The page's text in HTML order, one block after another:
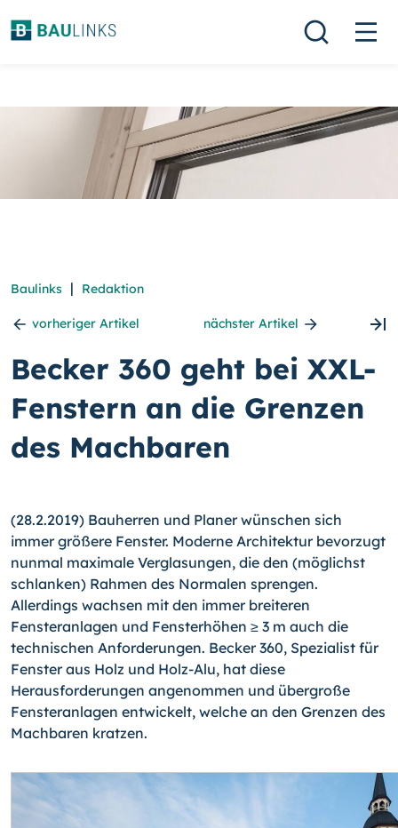
Baulinks | Redaktion
vorheriger Artikel nächster Artikel
Becker 360 geht bei XXL-
Fenstern an die Grenzen
des Machbaren
(28.2.2019) Bauherren und Planer wünschen sich
immer größere Fenster. Moderne Architektur bevorzugt
nunmal maximale Verglasungen, die den (möglichst
schlanken) Rahmen des Normalen sprengen.
Allerdings wachsen mit den immer breiteren
Fensteranlagen und Fensterhöhen ≥ 3 m auch die
technischen Anforderungen. Becker 360, Spezialist für
Fenster aus Holz und Holz-Alu, hat diese
Herausforderungen angenommen und übergroße
Fensteranlagen entwickelt, welche an den Grenzen des
Machbaren kratzen.